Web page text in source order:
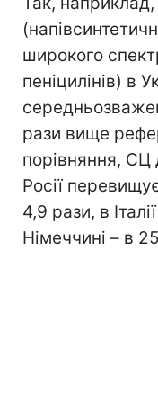
широкого
пеніцилінів) в
рази вище
порівняння, СЦ
Росії
4,9 рази, в
Німеччині – в